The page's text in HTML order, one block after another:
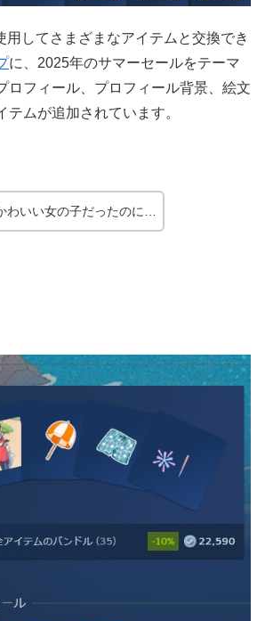
用してさまざまなアイテムと交換でき
に、2025年のサマーセールをテーマ
ロフィール、プロフィール背景、絵文
テムが追加されています。
わいい女の子だったのに…